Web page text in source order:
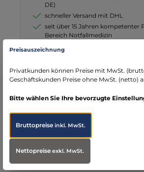
DE)
schneller Versand mit DHL
seit über 15 Jahren kompetenter
Bereich Notfallmedizin
Beschreibung
für die Klinik, Praxis und Hausbesuche. Eine
Auswertu…Mehr
Infos zum Hersteller
Folgende Infos zum Hersteller sind
Preisauszeichnung
Privatkunden können Preise mit MwSt.
Geschäftskunden Preise ohne MwSt. (netto)
Bitte wählen Sie Ihre bevorzugte
Bruttopreiseinkl. MwSt.
Nettopreiseexkl. MwSt.